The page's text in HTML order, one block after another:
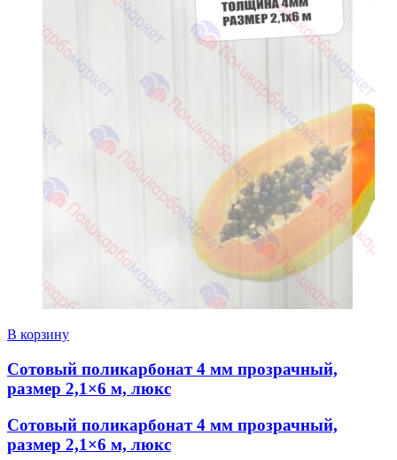
В корзину
Сотовый поликарбонат 4 мм прозрачный,
размер 2,1×6 м, люкс
Сотовый поликарбонат 4 мм прозрачный,
размер 2,1×6 м, люкс